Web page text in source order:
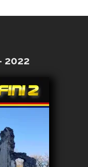
2022